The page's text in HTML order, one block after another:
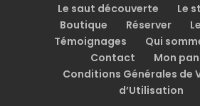
Le saut découverte
Le
Boutique
Réserver
Témoignages
Qui
Contact
Mon
Conditions Générales de
d’Utilisation